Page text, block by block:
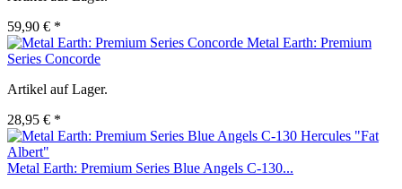
59,90 € *
Metal Earth: Premium
Series Concorde
Artikel auf Lager.
28,95 € *
Metal Earth: Premium Series Blue Angels C-130...